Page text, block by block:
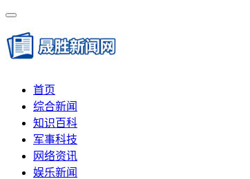
首页
综合新闻
知识百科
军事科技
网络资讯
娱乐新闻